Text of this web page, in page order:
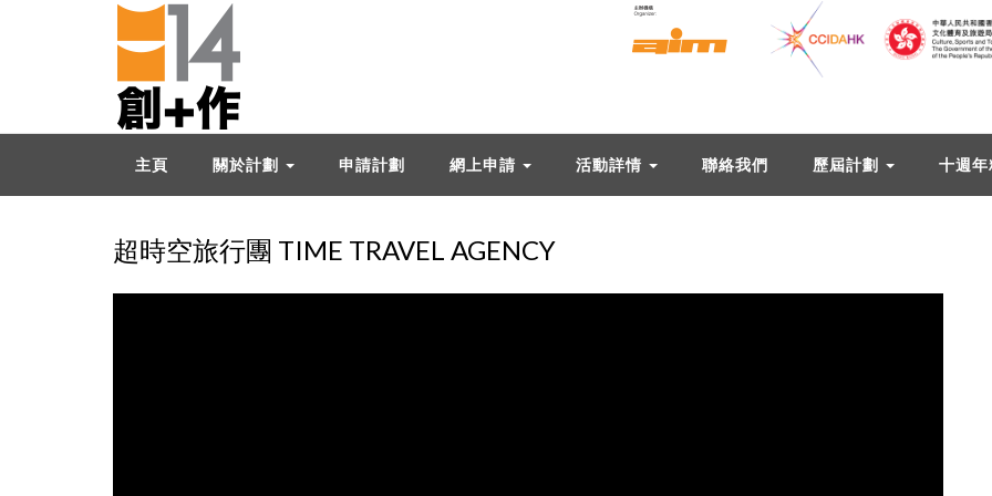
主頁 關於計劃 申請計劃 網上申請 活動詳情 聯絡我們 歷屆計劃 十週
超時空旅行團 TIME TRAVEL AGENCY